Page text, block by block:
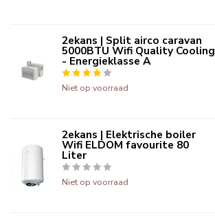
2ekans | Split airco caravan
5000BTU Wifi Quality Cooling
- Energieklasse A
Niet op voorraad
2ekans | Elektrische boiler
Wifi ELDOM favourite 80
Liter
Niet op voorraad